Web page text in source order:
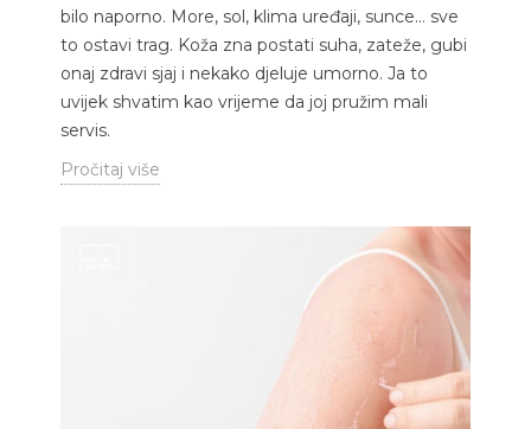
bilo naporno. More, sol, klima uređaji, sunce… sve
to ostavi trag. Koža zna postati suha, zateže, gubi
onaj zdravi sjaj i nekako djeluje umorno. Ja to
uvijek shvatim kao vrijeme da joj pružim mali
servis.
Pročitaj više